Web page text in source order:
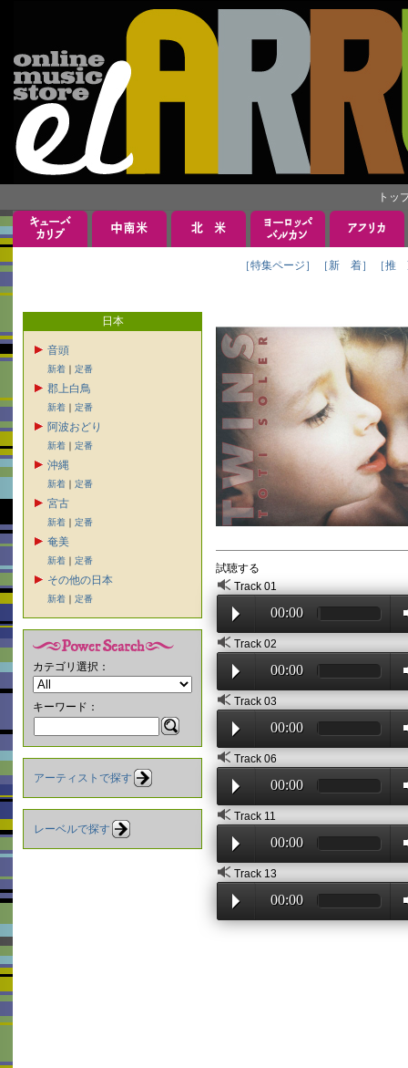
トッ
［特集ページ］ ［新 着］ ［推
日本
音頭
新着 ｜ 定番
郡上白鳥
新着 ｜ 定番
阿波おどり
新着 ｜ 定番
沖縄
新着 ｜ 定番
宮古
新着 ｜ 定番
奄美
新着 ｜ 定番
その他の日本
新着 ｜ 定番
カテゴリ選択：
キーワード：
アーティストで探す
レーベルで探す
試聴する
Track 01
00:00
Track 02
00:00
Track 03
00:00
Track 06
00:00
Track 11
00:00
Track 13
00:00